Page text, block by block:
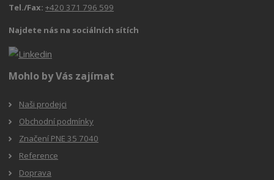
Tel./Fax:+420 371 796 599
Najdete nás na sociálních sítích
Mohlo by Vás zajímat
Naši prodejci
Obchodní podmínky
Značení PNE 35 7040
Reference
Doprava